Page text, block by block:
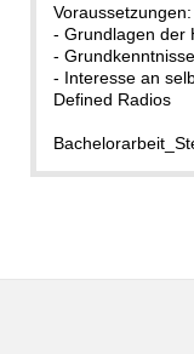
Voraussetzungen:
- Grundlagen der
-
- Interesse an
Defined Radios